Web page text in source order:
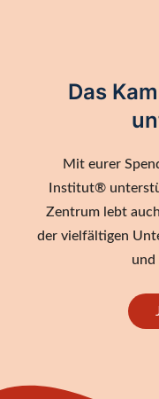
Das
Mit eurer
Institut®
Zentrum lebt
der vielfältigen
und